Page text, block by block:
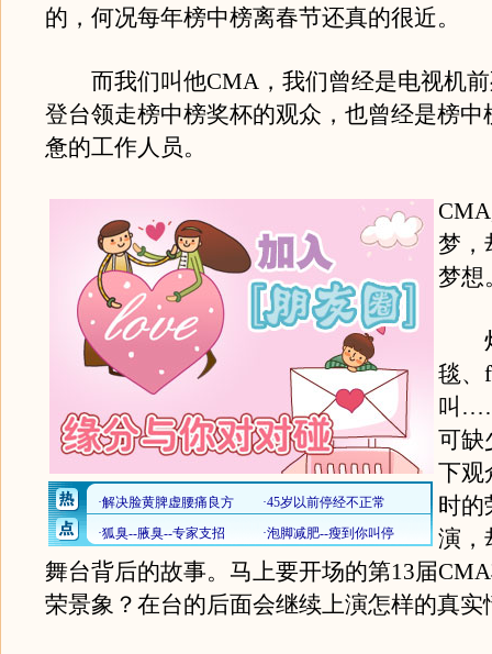
的，何况每年榜中榜离春节还真的很近。
而我们叫他CMA，我们曾经是电视机前
登台领走榜中榜奖杯的观众，也曾经是榜中
惫的工作人员。
梦，
梦想
灯
毯、
叫
可缺
下观
时的
演，
舞台背后的故事。马上要开场的第13届
荣景象？在台的后面会继续上演怎样的真实